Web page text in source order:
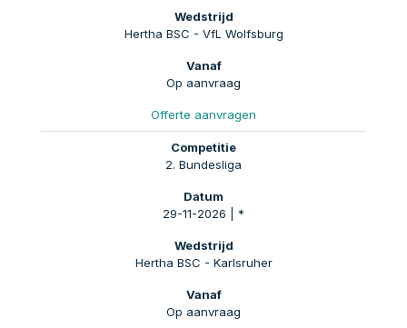
Hertha BSC - VfL Wolfsburg
Op aanvraag
Offerte aanvragen
2. Bundesliga
29-11-2026 | *
Hertha BSC - Karlsruher
Op aanvraag